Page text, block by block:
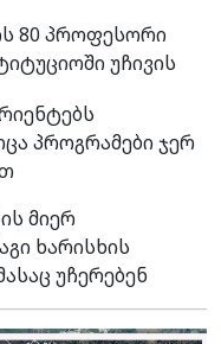
80 პროფესორი
უჩივის
პროგრამები ჯერ
მიერ
ხარისხის
უჩერებენ